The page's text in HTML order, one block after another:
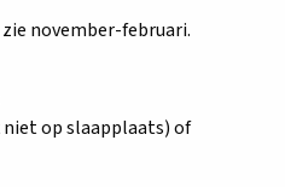
november-februari.
op slaapplaats) of